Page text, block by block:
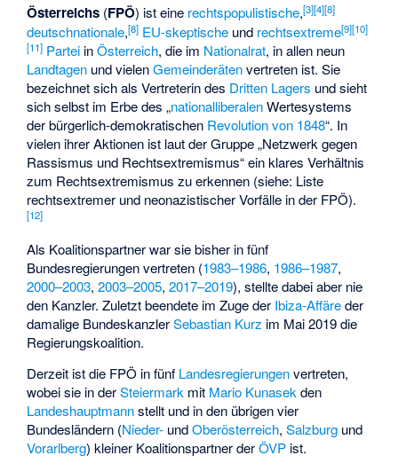
Österreichs (FPÖ) ist eine rechtspopulistische,[3][4][8]
deutschnationale,[8] EU-skeptische und rechtsextreme[9][10]
[11] Partei inÖsterreich, die im Nationalrat, in allen neun
Landtagen und vielenGemeinderätenvertreten ist. Sie
bezeichnet sich als Vertreterin des Dritten Lagers und sieht
sich selbst im Erbe des „nationalliberalenWertesystems
der bürgerlich-demokratischen Revolution von 1848“. In
vielen ihrer Aktionen ist laut der Gruppe „Netzwerk gegen
Rassismus und Rechtsextremismus“ ein klares Verhältnis
zum Rechtsextremismus zu erkennen (siehe: Liste
rechtsextremer und neonazistischer Vorfälle in der FPÖ).
[12]
Als Koalitionspartner war sie bisher in fünf
Bundesregierungen vertreten (1983–1986, 1986–1987,
2000–2003,2003–2005,2017–2019), stellte dabei aber nie
den Kanzler. Zuletzt beendete im Zuge der Ibiza-Affäreder
damalige BundeskanzlerSebastian Kurz im Mai 2019 die
Regierungskoalition.
Derzeit ist die FPÖ in fünf Landesregierungenvertreten,
wobei sie in derSteiermark mit Mario Kunasek den
Landeshauptmannstellt und in den übrigen vier
Bundesländern (Nieder- undOberösterreich,Salzburg und
Vorarlberg) kleiner Koalitionspartner derÖVP ist.